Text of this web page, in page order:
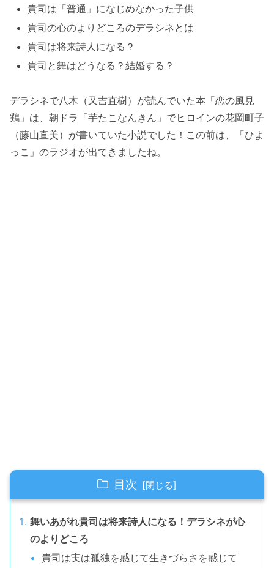
貴司は「普通」になじめなかった子供
貴司の心のよりどころのデラシネとは
貴司は将来詩人になる？
貴司と舞はどうなる？結婚する？
デラシネで八木（又吉直樹）が読んでいた本「恋の風見
鶏」は、朝ドラ「芋たこなんきん」でヒロインの花岡町子
（藤山直美）が書いていた小説でした！この前は、「ひよ
っこ」のラジオが出てきましたね。
目次
舞いあがれ貴司は将来詩人になる！デラシネが心
のよりどころ
貴司は実は孤独を感じて生きづらさを感じて